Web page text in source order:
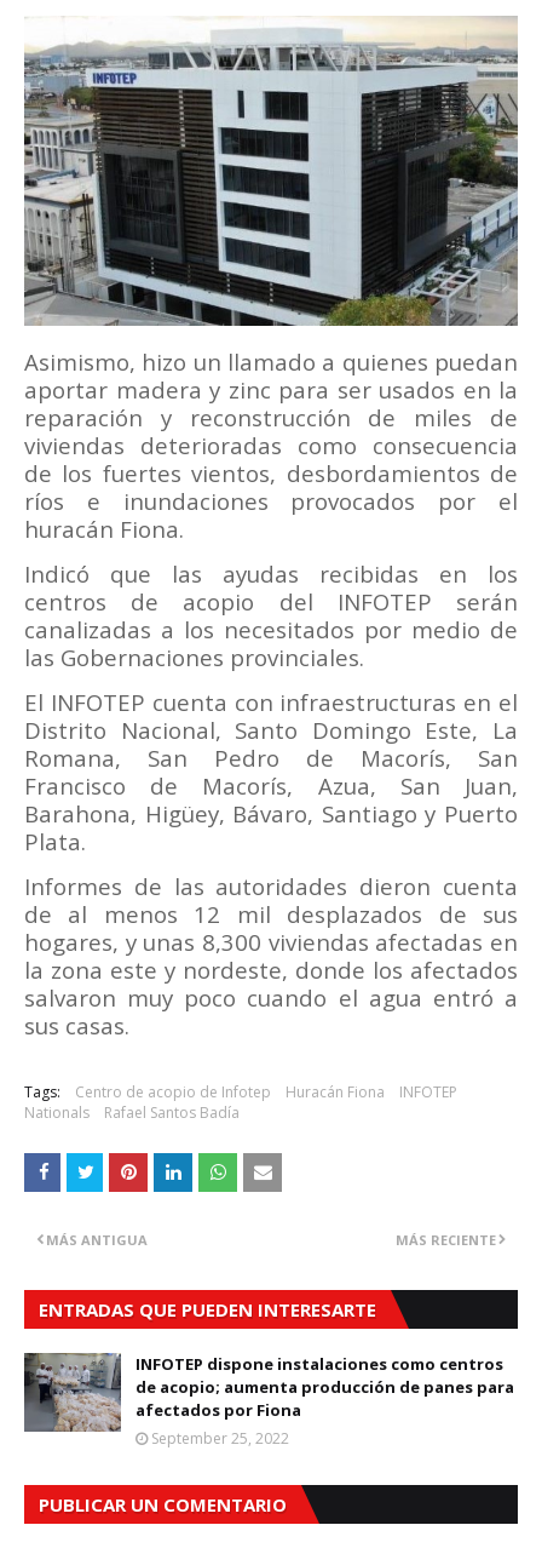
Asimismo, hizo un llamado a quienes puedan
aportar madera y zinc para ser usados en la
reparación y reconstrucción de miles de
viviendas deterioradas como consecuencia
de los fuertes vientos, desbordamientos de
ríos e inundaciones provocados por el
huracán Fiona.
Indicó que las ayudas recibidas en los
centros de acopio del INFOTEP serán
canalizadas a los necesitados por medio de
las Gobernaciones provinciales.
El INFOTEP cuenta con infraestructuras en el
Distrito Nacional, Santo Domingo Este, La
Romana, San Pedro de Macorís, San
Francisco de Macorís, Azua, San Juan,
Barahona, Higüey, Bávaro, Santiago y Puerto
Plata.
Informes de las autoridades dieron cuenta
de al menos 12 mil desplazados de sus
hogares, y unas 8,300 viviendas afectadas en
la zona este y nordeste, donde los afectados
salvaron muy poco cuando el agua entró a
sus casas.
Tags: Centro de acopio de Infotep Huracán Fiona
INFOTEP
Nationals
Rafael Santos Badía
MÁS RECIENTE
MÁS ANTIGUA
ENTRADAS QUE PUEDEN INTERESARTE
INFOTEP dispone instalaciones como centros
de acopio; aumenta producción de panes para
afectados por Fiona
September 25, 2022
PUBLICAR UN COMENTARIO